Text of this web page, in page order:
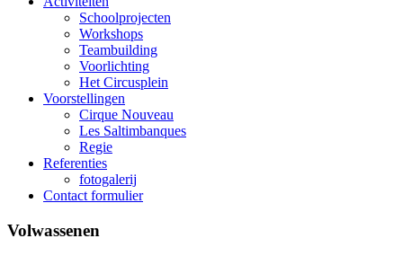
Schoolprojecten
Workshops
Teambuilding
Voorlichting
Het Circusplein
Voorstellingen
Cirque Nouveau
Les Saltimbanques
Regie
Referenties
fotogalerij
Contact formulier
Volwassenen